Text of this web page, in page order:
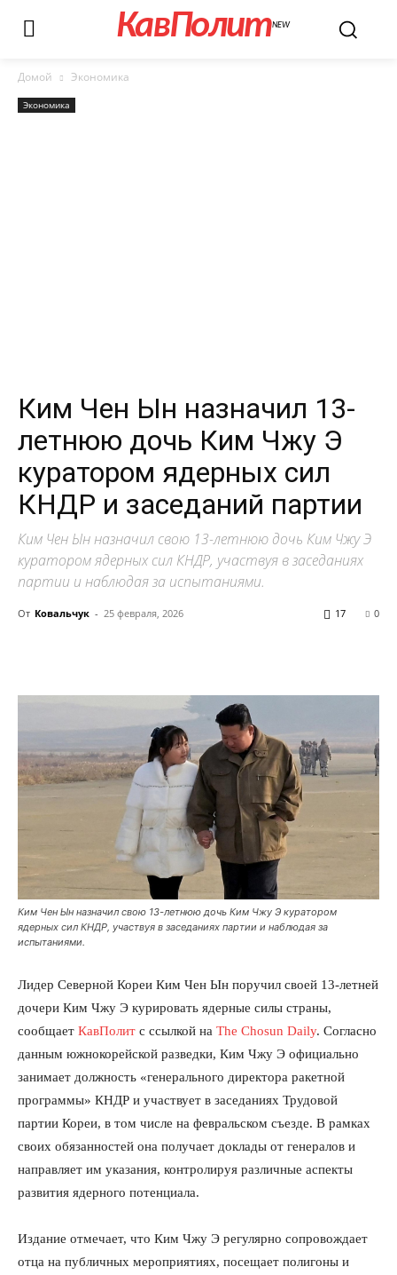
КавПолитNEW
Домой Экономика
Экономика
Ким Чен Ын назначил 13-
летнюю дочь Ким Чжу Э
куратором ядерных сил
КНДР и заседаний партии
Ким Чен Ын назначил свою 13-летнюю дочь Ким Чжу Э
куратором ядерных сил КНДР, участвуя в заседаниях
партии и наблюдая за испытаниями.
От Ковальчук - 25 февраля, 2026 0
17
Ким Чен Ын назначил свою 13-летнюю дочь Ким Чжу Э куратором
ядерных сил КНДР, участвуя в заседаниях партии и наблюдая за
испытаниями.
Лидер Северной Кореи Ким Чен Ын поручил своей 13-летней
дочери Ким Чжу Э курировать ядерные силы страны,
сообщает КавПолит с ссылкой на The Chosun Daily. Согласно
данным южнокорейской разведки, Ким Чжу Э официально
занимает должность «генерального директора ракетной
программы» КНДР и участвует в заседаниях Трудовой
партии Кореи, в том числе на февральском съезде. В рамках
своих обязанностей она получает доклады от генералов и
направляет им указания, контролируя различные аспекты
развития ядерного потенциала.
Издание отмечает, что Ким Чжу Э регулярно сопровождает
отца на публичных мероприятиях, посещает полигоны и